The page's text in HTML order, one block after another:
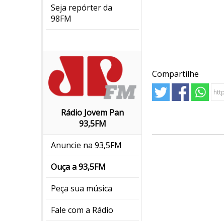
Seja repórter da
98FM
Rádio Jovem Pan
93,5FM
Anuncie na 93,5FM
Ouça a 93,5FM
Peça sua música
Fale com a Rádio
Compartilhe